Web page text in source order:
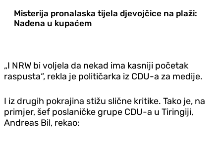
Misterija pronalaska tijela djevojčice na plaži:
Nađena u kupaćem
„I NRW bi voljela da nekad ima kasniji početak
raspusta“, rekla je političarka iz CDU-a za medije.
I iz drugih pokrajina stižu slične kritike. Tako je, na
primjer, šef poslaničke grupe CDU-a u Tiringiji,
Andreas Bil, rekao: